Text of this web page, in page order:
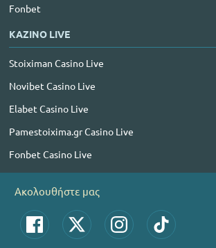
Fonbet
ΚΑΖΙΝΟ LIVE
Stoiximan Casino Live
Novibet Casino Live
Elabet Casino Live
Pamestoixima.gr Casino Live
Fonbet Casino Live
Ακολουθήστε μας